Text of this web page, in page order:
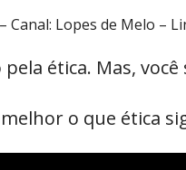
Canal: Lopes de Melo –
ética. Mas, você
o que ética